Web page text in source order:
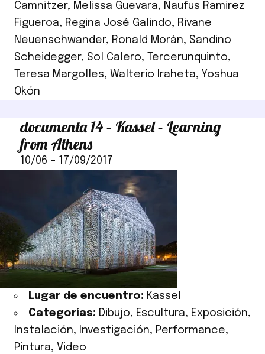
Camnitzer, Melissa Guevara, Naufus Ramirez
Figueroa, Regina José Galindo, Rivane
Neuenschwander, Ronald Morán, Sandino
Scheidegger, Sol Calero, Tercerunquinto,
Teresa Margolles, Walterio Iraheta, Yoshua
Okón
documenta 14 – Kassel – Learning
from Athens
10/06 – 17/09/2017
Lugar de encuentro: Kassel
Categorías: Dibujo, Escultura, Exposición,
Instalación, Investigación, Performance,
Pintura, Video